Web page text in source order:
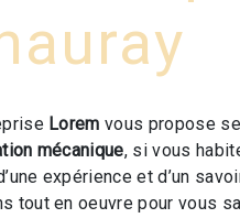
Lorem vous propose
mécanique, si vous
expérience et d’un
tout en oeuvre pour vous